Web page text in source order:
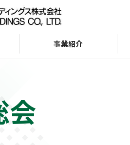
会
KPP GROUP WAY
事業紹介
ティ
ョン